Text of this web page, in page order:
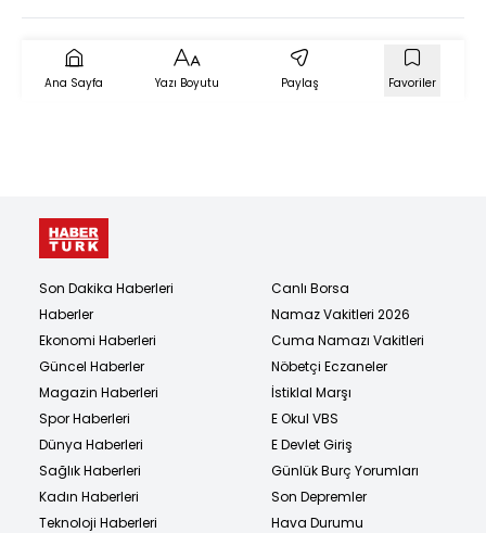
Ana Sayfa Yazı Boyutu Paylaş Favoriler
Son Dakika Haberleri
Haberler
Ekonomi Haberleri
Güncel Haberler
Magazin Haberleri
Spor Haberleri
Dünya Haberleri
Sağlık Haberleri
Kadın Haberleri
Teknoloji Haberleri
Canlı Borsa
Namaz Vakitleri 2026
Cuma Namazı Vakitleri
Nöbetçi Eczaneler
İstiklal Marşı
E Okul VBS
E Devlet Giriş
Günlük Burç Yorumları
Son Depremler
Hava Durumu